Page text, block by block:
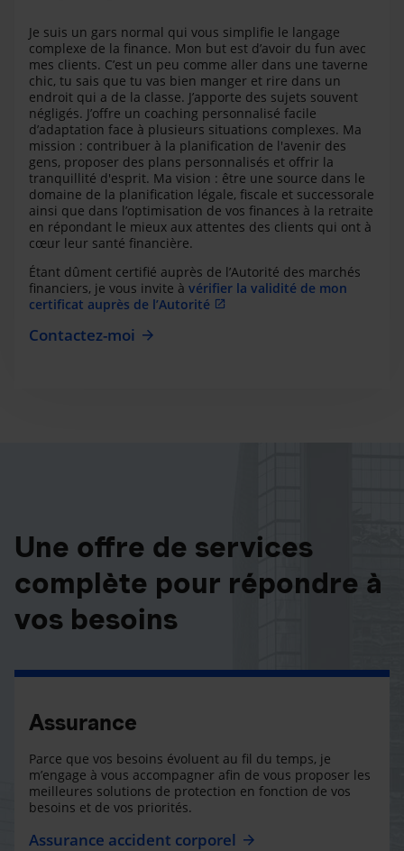
Je suis un gars normal qui vous simplifie le langage
complexe de la finance. Mon but est d’avoir du fun avec
mes clients. C’est un peu comme aller dans une taverne
chic, tu sais que tu vas bien manger et rire dans un
endroit qui a de la classe. J’apporte des sujets souvent
négligés. J’offre un coaching personnalisé facile
d’adaptation face à plusieurs situations complexes. Ma
mission : contribuer à la planification de l'avenir des
gens, proposer des plans personnalisés et offrir la
tranquillité d'esprit. Ma vision : être une source dans le
domaine de la planification légale, fiscale et successorale
ainsi que dans l’optimisation de vos finances à la retraite
en répondant le mieux aux attentes des clients qui ont à
cœur leur santé financière.
Étant dûment certifié auprès de l’Autorité des marchés
financiers, je vous invite à vérifier la validité de mon
certificat auprès de l’Autorité
Contactez-moi
Une offre de services
complète pour répondre à
vos besoins
Assurance
Parce que vos besoins évoluent au fil du temps, je
m’engage à vous accompagner afin de vous proposer les
meilleures solutions de protection en fonction de vos
besoins et de vos priorités.
Assurance accident corporel